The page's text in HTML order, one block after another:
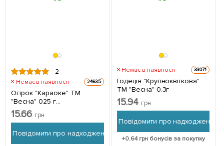
2
Немає в наявності 24635
Огірок "Караоке" ТМ
"Весна" 025 г
(самозапильний)
15.66 грн
Повідомити про надходження
Немає в наявності 33071
Годеція "Крупноквіткова"
ТМ "Весна" 0.3г
15.94 грн
Повідомити про надходження
+0.64грн бонусів за покупку